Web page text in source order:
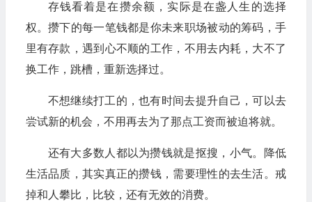
存钱看着是在攒余额，实际是在盏人生的选择
权。攒下的每一笔钱都是你未来职场被动的筹码，手
里有存款，遇到心不顺的工作，不用去内耗，大不了
换工作，跳槽，重新选择过。
不想继续打工的，也有时间去提升自己，可以去
尝试新的机会，不用再去为了那点工资而被迫将就。
还有大多数人都以为攒钱就是抠搜，小气。降低
生活品质，其实真正的攒钱，需要理性的去生活。戒
掉和人攀比，比较，还有无效的消费。